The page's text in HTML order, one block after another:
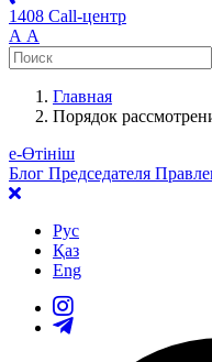
1408 Call-центр
А А
Главная
Порядок
е-Өтініш
Блог Председателя
Рус
Қаз
Eng